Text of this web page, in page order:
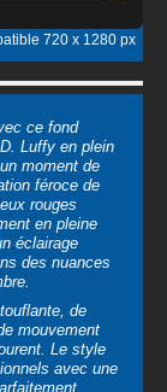
ce fond
Luffy en plein
moment de
féroce de
rouges
éclairage
des nuances
de
mouvement
Le style
avec une
formats de
tous les
entre les
ou Full